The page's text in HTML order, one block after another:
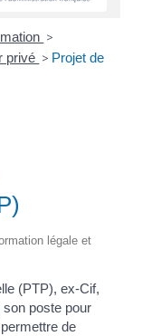
>
privé > Projet de
légale et
(PTP), ex-Cif,
poste pour
de